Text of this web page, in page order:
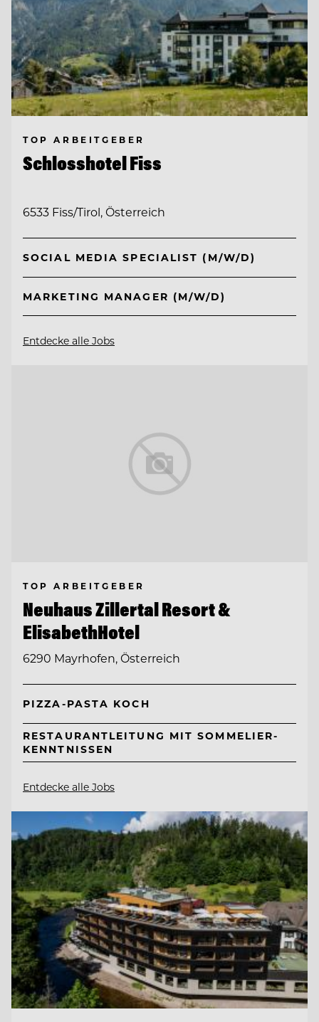
TOP ARBEITGEBER
Schlosshotel Fiss
6533 Fiss/Tirol, Österreich
SOCIAL MEDIA SPECIALIST (M/W/D)
MARKETING MANAGER (M/W/D)
Entdecke alle Jobs
TOP ARBEITGEBER
Neuhaus Zillertal Resort &
ElisabethHotel
6290 Mayrhofen, Österreich
PIZZA-PASTA KOCH
RESTAURANTLEITUNG MIT SOMMELIER-
KENNTNISSEN
Entdecke alle Jobs